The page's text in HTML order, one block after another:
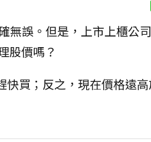
無誤。但是，上市上櫃公
股價嗎？
買；反之，現在價格遠